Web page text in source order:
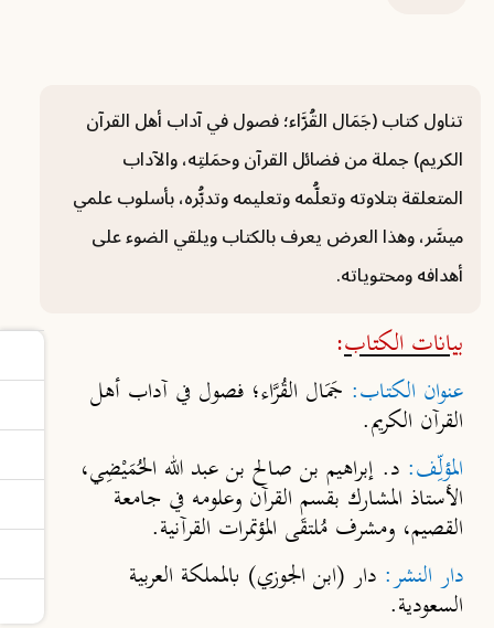
تناول كتاب (جَمَال القُرَّاء؛ فصول في آداب أهل القرآن
الكريم) جملة من فضائل القرآن وحمَلتِه، والآداب
المتعلقة بتلاوته وتعلُّمه وتعليمه وتدبُّره، بأسلوب علمي
ميسَّر، وهذا العرض يعرف بالكتاب ويلقي الضوء على
أهدافه ومحتوياته.
بيانات الكتاب:
عنوان الكتاب: جَمَال القُرَّاء؛ فصول في آداب أهل
القرآن الكريم.
المؤلِّف: د. إبراهيم بن صالح بن عبد الله الحُمَيْضِي،
الأستاذ المشارك بقسم القرآن وعلومه في جامعة
القصيم، ومشرف مُلتقَى المؤتمرات القرآنية.
دار النشر: دار (ابن الجوزي) بالمملكة العربية
السعودية.